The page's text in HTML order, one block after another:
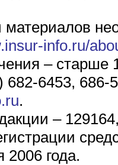
материалов
info.ru/
– старше
6453, 686-
.
–
2006 года.